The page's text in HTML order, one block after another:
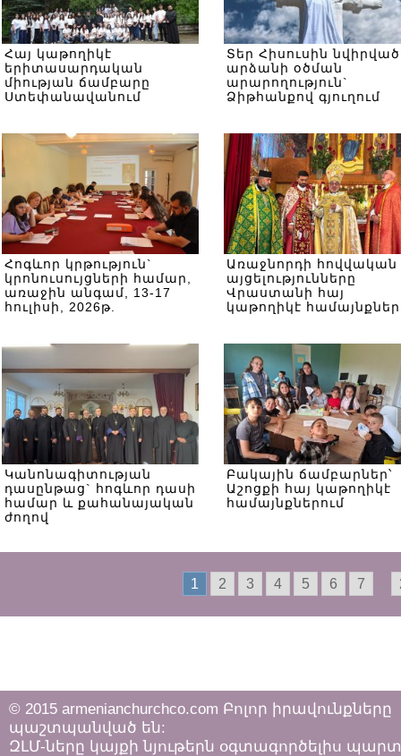
Հայ կաթողիկէ
երիտասարդական
միության ճամբարը
Ստեփանավանում
Տեր Հիսուսին նվիրված
արձանի օծման
արարողություն`
Ձիթհանքով գյուղում
Հոգևոր կրթություն`
կրոնուսույցների համար,
առաջին անգամ, 13-17
հուլիսի, 2026թ.
Առաջնորդի հովվական
այցելությունները
Վրաստանի հայ
կաթողիկէ համայնքներ
Կանոնագիտության
դասընթաց` հոգևոր դասի
համար և քահանայական
ժողով
Բակային ճամբարներ՝
Աշոցքի հայ կաթողիկէ
համայնքներում
1 2 3 4 5 6 7
© 2015 armenianchurchco.com Բոլոր իրավունքները
պաշտպանված են:
ԶԼՄ-ները կայքի նյութերն օգտագործելիս